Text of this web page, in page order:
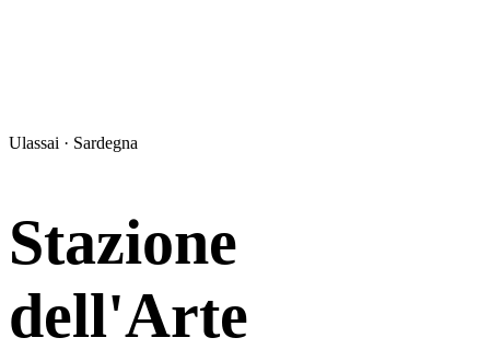
Ulassai · Sardegna
Stazione
dell'Arte